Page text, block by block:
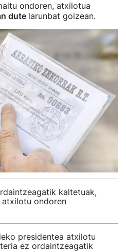
ondoren, atxilotua
dute larunbat goizean.
kaltetuak,
ondoren
presidentea atxilotu
ez ordaintzeagatik